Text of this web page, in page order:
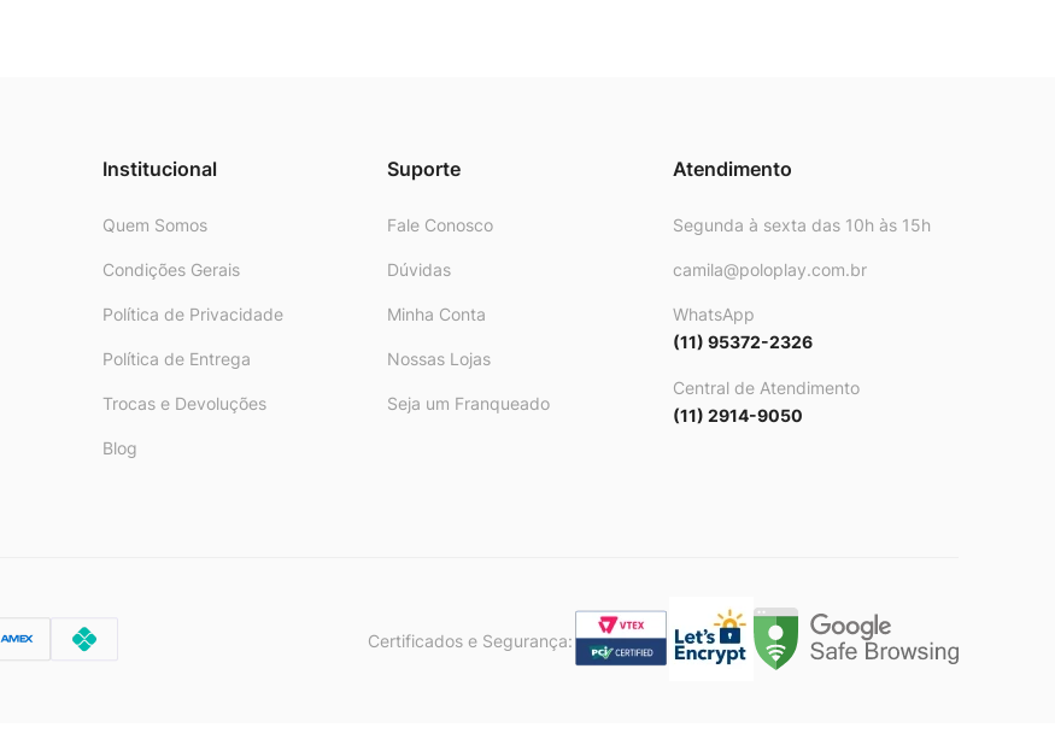
Institucional
Quem Somos
Condições Gerais
Política de Privacidade
Política de Entrega
Trocas e Devoluções
Blog
Suporte
Fale Conosco
Dúvidas
Minha Conta
Nossas Lojas
Seja um Franqueado
Atendimento
Segunda à sexta das 10h às 15h
camila@poloplay.com.br
WhatsApp
(11) 95372-2326
Central de Atendimento
(11) 2914-9050
Certificados e Segurança: